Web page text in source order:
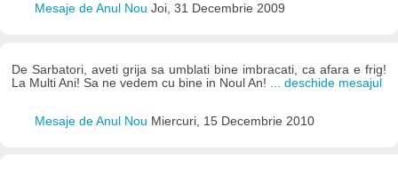
Mesaje de Anul Nou Joi, 31 Decembrie 2009
De Sarbatori, aveti grija sa umblati bine imbracati, ca afara e frig!
La Multi Ani! Sa ne vedem cu bine in Noul An! ... deschide mesajul
Mesaje de Anul Nou Miercuri, 15 Decembrie 2010